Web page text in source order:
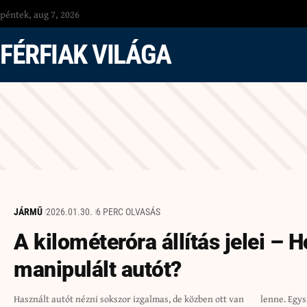
péntek, aug 7, 2026
FÉRFIAK VILÁGA
JÁRMŰ 2026.01.30. 6 PERC OLVASÁS
A kilométeróra állítás jelei –
manipulált autót?
Használt autót nézni sokszor izgalmas, de közben ott van
lenne. Egyszerűen túl nagy a tét, és sokan nem